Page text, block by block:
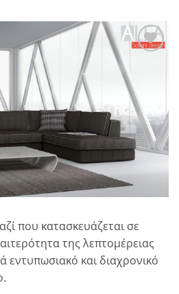
Αγαπημένο
που κατασκευάζεται σε
της λεπτομέρειας
εντυπωσιακό και διαχρονικό